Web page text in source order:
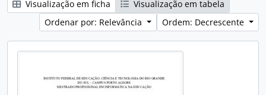
Visualização em ficha
Visualização em tabela
Ordenar por: Relevância
Ordem: Decrescente